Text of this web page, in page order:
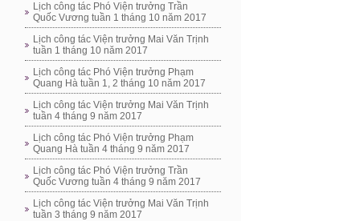
Lịch công tác Phó Viện trưởng Trần
Quốc Vương tuần 1 tháng 10 năm 2017
Lịch công tác Viện trưởng Mai Văn Trịnh
tuần 1 tháng 10 năm 2017
Lịch công tác Phó Viện trưởng Phạm
Quang Hà tuần 1, 2 tháng 10 năm 2017
Lịch công tác Viện trưởng Mai Văn Trịnh
tuần 4 tháng 9 năm 2017
Lịch công tác Phó Viện trưởng Phạm
Quang Hà tuần 4 tháng 9 năm 2017
Lịch công tác Phó Viện trưởng Trần
Quốc Vương tuần 4 tháng 9 năm 2017
Lịch công tác Viện trưởng Mai Văn Trịnh
tuần 3 tháng 9 năm 2017